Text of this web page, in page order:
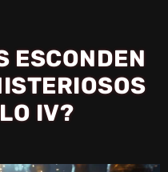
ESCONDEN
IV?